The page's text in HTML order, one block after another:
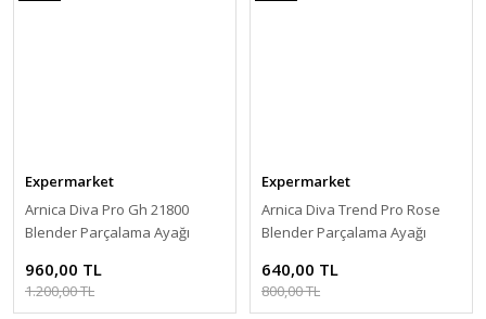
Expermarket
Arnica Diva Pro Gh 21800
Blender Parçalama Ayağı
960,00 TL
1.200,00 TL
Expermarket
Arnica Diva Trend Pro Rose
Blender Parçalama Ayağı
640,00 TL
800,00 TL